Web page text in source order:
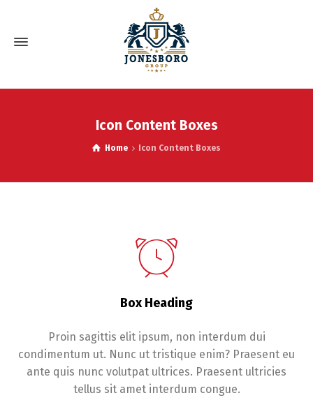
Icon Content Boxes
Home Icon Content Boxes
Box Heading
Proin sagittis elit ipsum, non interdum dui
condimentum ut. Nunc ut tristique enim? Praesent eu
ante quis nunc volutpat ultrices. Praesent ultricies
tellus sit amet interdum congue.